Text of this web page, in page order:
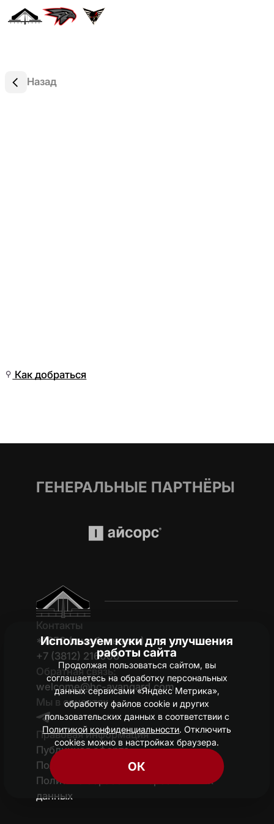
Назад
Как добраться
ГЕНЕРАЛЬНЫЕ ПАРТНЁРЫ
Контакты
*1950 (c мобильного)
+7 (3812) 216006
Обратная связь:
welcome@hc-avangard.com
Мы в соцсетях
Правовая информация
Публичная оферта
Политика конфиденциальности
Политика обработки персональных
данных
Используем куки для улучшения
работы сайта
Продолжая пользоваться сайтом, вы
соглашаетесь на обработку персональных
данных сервисами «Яндекс Метрика»,
обработку файлов cookie и других
пользовательских данных в соответствии с
Политикой конфиденциальности. Отключить
cookies можно в настройках браузера.
ОК